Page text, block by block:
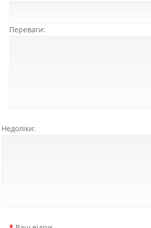
Переваги:
Недоліки: